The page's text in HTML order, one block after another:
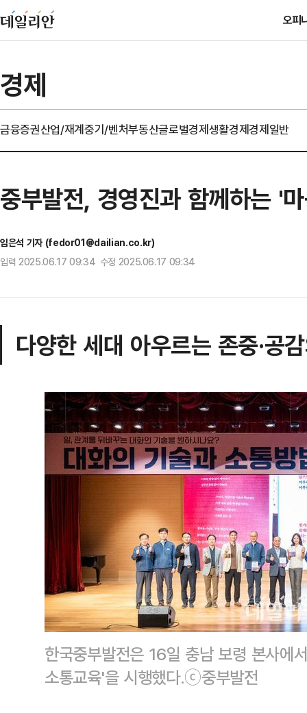
오피
경제
금융증권산업/재계중기/벤처부동산글로벌경제생활경제경제일반
중부발전, 경영진과 함께하는 '
임은석 기자 (fedor01@dailian.co.kr)
입력 2025.06.17 09:34 수정 2025.06.17 09:34
다양한 세대 아우르는 존중·공
한국중부발전은 16일 충남 보령 본사에
소통교육'을 시행했다.ⓒ중부발전